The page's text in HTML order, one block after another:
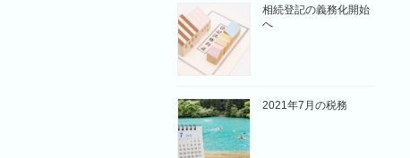
相続登記の義務化開始
へ
2021年7月の税務